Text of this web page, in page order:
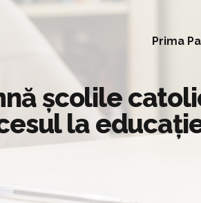
Prima
şcolile
la